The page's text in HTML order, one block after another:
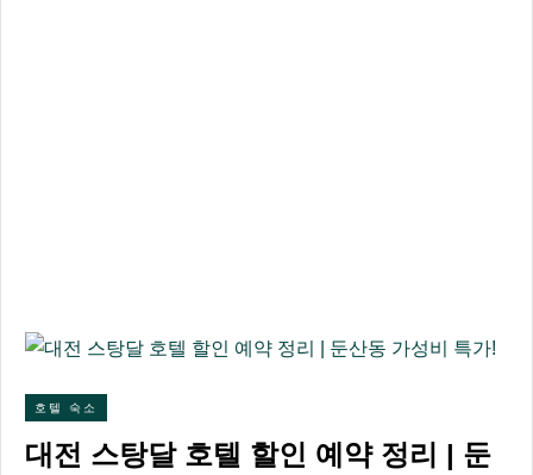
호텔 숙소
대전 스탕달 호텔 할인 예약 정리 | 둔